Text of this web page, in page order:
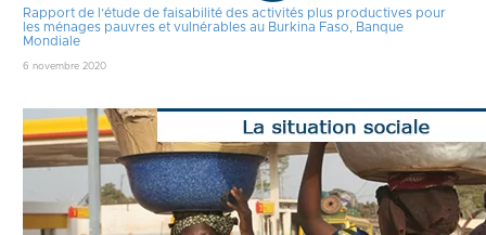
Rapport de l’étude de faisabilité des activités plus productives pour
les ménages pauvres et vulnérables au Burkina Faso, Banque
Mondiale
6 novembre 2020